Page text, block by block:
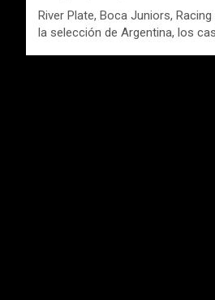
River Plate, Boca Juniors,
la selección de Argentina, los